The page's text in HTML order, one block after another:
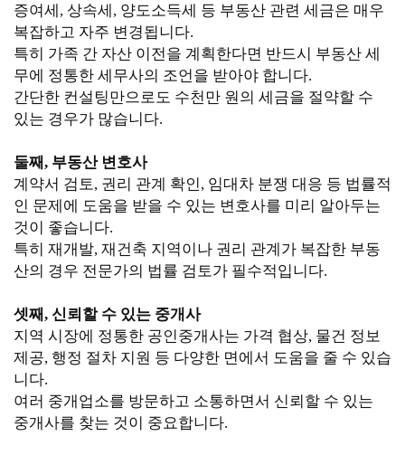
증여세, 상속세, 양도소득세 등 부동산 관련 세금은 매우
복잡하고 자주 변경됩니다.
특히 가족 간 자산 이전을 계획한다면 반드시 부동산 세
무에 정통한 세무사의 조언을 받아야 합니다.
간단한 컨설팅만으로도 수천만 원의 세금을 절약할 수
있는 경우가 많습니다.
둘째, 부동산 변호사
계약서 검토, 권리 관계 확인, 임대차 분쟁 대응 등 법률적
인 문제에 도움을 받을 수 있는 변호사를 미리 알아두는
것이 좋습니다.
특히 재개발, 재건축 지역이나 권리 관계가 복잡한 부동
산의 경우 전문가의 법률 검토가 필수적입니다.
셋째, 신뢰할 수 있는 중개사
지역 시장에 정통한 공인중개사는 가격 협상, 물건 정보
제공, 행정 절차 지원 등 다양한 면에서 도움을 줄 수 있습
니다.
여러 중개업소를 방문하고 소통하면서 신뢰할 수 있는
중개사를 찾는 것이 중요합니다.